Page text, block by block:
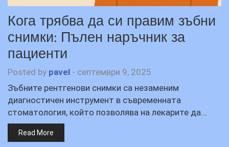
Кога трябва да си правим зъбни
снимки: Пълен наръчник за
пациенти
Posted by pavel - септември 9, 2025
Зъбните рентгенови снимки са незаменим
диагностичен инструмент в съвременната
стоматология, който позволява на лекарите да…
Read More